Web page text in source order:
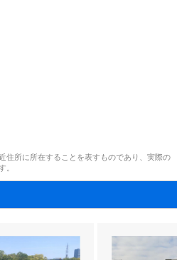
住所に所在することを表すものであり、実際の
。